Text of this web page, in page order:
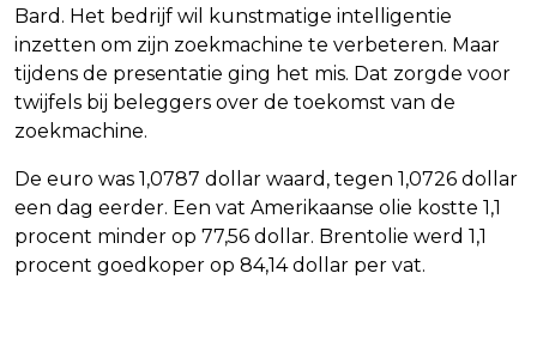
Bard. Het bedrijf wil kunstmatige intelligentie
inzetten om zijn zoekmachine te verbeteren. Maar
tijdens de presentatie ging het mis. Dat zorgde voor
twijfels bij beleggers over de toekomst van de
zoekmachine.
De euro was 1,0787 dollar waard, tegen 1,0726 dollar
een dag eerder. Een vat Amerikaanse olie kostte 1,1
procent minder op 77,56 dollar. Brentolie werd 1,1
procent goedkoper op 84,14 dollar per vat.